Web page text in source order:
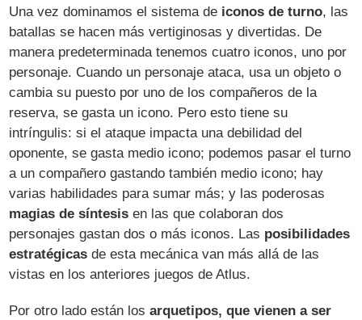
Una vez dominamos el sistema de iconos de turno, las
batallas se hacen más vertiginosas y divertidas. De
manera predeterminada tenemos cuatro iconos, uno por
personaje. Cuando un personaje ataca, usa un objeto o
cambia su puesto por uno de los compañeros de la
reserva, se gasta un icono. Pero esto tiene su
intríngulis: si el ataque impacta una debilidad del
oponente, se gasta medio icono; podemos pasar el turno
a un compañero gastando también medio icono; hay
varias habilidades para sumar más; y las poderosas
magias de síntesis en las que colaboran dos
personajes gastan dos o más iconos. Las posibilidades
estratégicas de esta mecánica van más allá de las
vistas en los anteriores juegos de Atlus.
Por otro lado están losarquetipos, que vienen a ser